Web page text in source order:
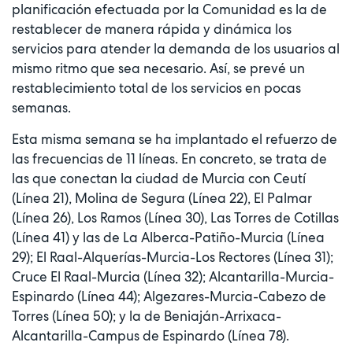
planificación efectuada por la Comunidad es la de
restablecer de manera rápida y dinámica los
servicios para atender la demanda de los usuarios al
mismo ritmo que sea necesario. Así, se prevé un
restablecimiento total de los servicios en pocas
semanas.
Esta misma semana se ha implantado el refuerzo de
las frecuencias de 11 líneas. En concreto, se trata de
las que conectan la ciudad de Murcia con Ceutí
(Línea 21), Molina de Segura (Línea 22), El Palmar
(Línea 26), Los Ramos (Línea 30), Las Torres de Cotillas
(Línea 41) y las de La Alberca-Patiño-Murcia (Línea
29); El Raal-Alquerías-Murcia-Los Rectores (Línea 31);
Cruce El Raal-Murcia (Línea 32); Alcantarilla-Murcia-
Espinardo (Línea 44); Algezares-Murcia-Cabezo de
Torres (Línea 50); y la de Beniaján-Arrixaca-
Alcantarilla-Campus de Espinardo (Línea 78).